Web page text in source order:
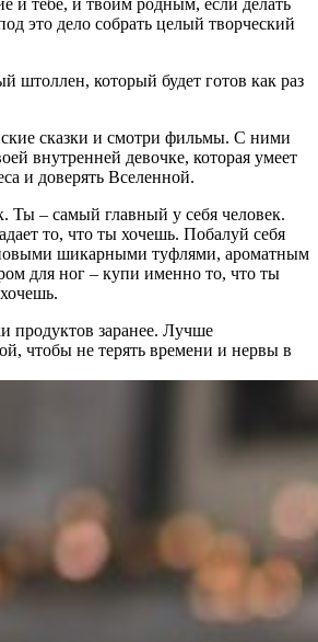
и тебе, и твоим родным, если делать
это дело собрать целый творческий
штоллен, который будет готов как раз
сказки и смотри фильмы. С ними
внутренней девочке, которая умеет
и доверять Вселенной.
Ты – самый главный у себя человек.
то, что ты хочешь. Побалуй себя
шикарными туфлями, ароматным
для ног – купи именно то, что ты
продуктов заранее. Лучше
чтобы не терять времени и нервы в